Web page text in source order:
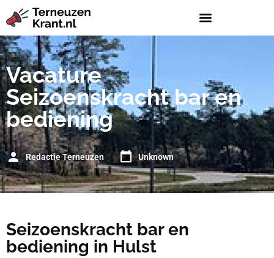
Vacature
Seizoenskracht bar en
bediening
Redactie Terneuzen Unknown
Seizoenskracht bar en
bediening in Hulst